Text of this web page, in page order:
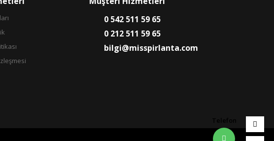
0 542 511 59 65
0 212 511 59 65
bilgi@misspirlanta.com